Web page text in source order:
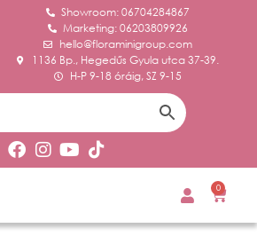
Showroom: 06704284867
Marketing: 06203809926
hello@floraminigroup.com
1136 Bp., Hegedűs Gyula utca 37-39.
H-P 9-18 óráig, SZ 9-15
0